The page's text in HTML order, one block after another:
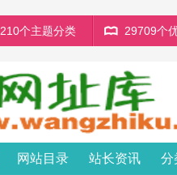
210个主题分类 29709个
网站目录 站长资讯 分